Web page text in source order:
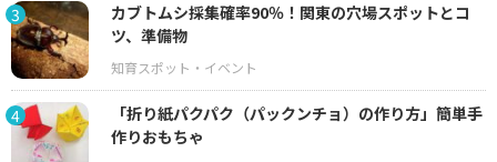
3
カブトムシ採集確率90％！関東の穴場スポットとコ
ツ、準備物
4
「折り紙パクパク（パックンチョ）の作り方」簡単手
作りおもちゃ